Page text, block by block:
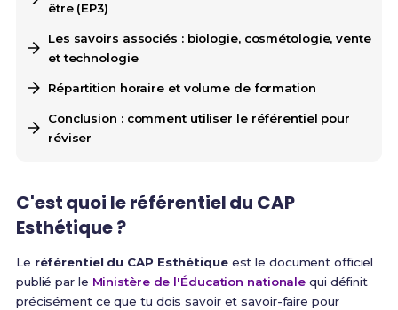
être (EP3)
Les savoirs associés : biologie, cosmétologie, vente
et technologie
Répartition horaire et volume de formation
Conclusion : comment utiliser le référentiel pour
réviser
C'est quoi le référentiel du CAP
Esthétique ?
Le référentiel du CAP Esthétiqueest le document officiel
publié par le Ministère de l'Éducation nationale qui définit
précisément ce que tu dois savoir et savoir-faire pour